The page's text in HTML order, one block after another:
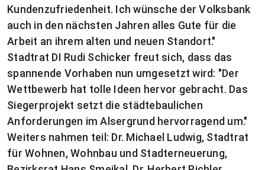
Kundenzufriedenheit. Ich wünsche der Volksbank
auch in den nächsten Jahren alles Gute für die
Arbeit an ihrem alten und neuen Standort."
Stadtrat DI Rudi Schicker freut sich, dass das
spannende Vorhaben nun umgesetzt wird: "Der
Wettbewerb hat tolle Ideen hervor gebracht. Das
Siegerprojekt setzt die städtebaulichen
Anforderungen im Alsergrund hervorragend um."
Weiters nahmen teil: Dr. Michael Ludwig, Stadtrat
für Wohnen, Wohnbau und Stadterneuerung,